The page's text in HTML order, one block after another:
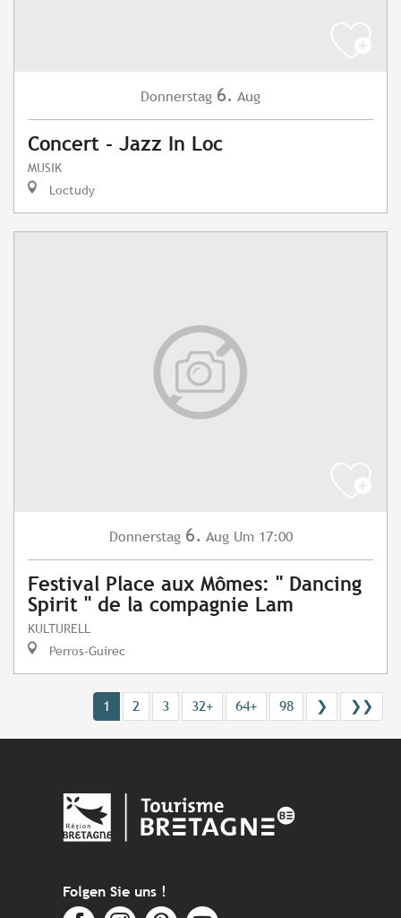
Donnerstag 6. Aug
Concert - Jazz In Loc
MUSIK
Loctudy
Donnerstag 6. Aug Um 17:00
Festival Place aux Mômes: " Dancing
Spirit " de la compagnie Lam
KULTURELL
Perros-Guirec
1 2 3 32+ 64+ 98 ❯ ❯❯
Folgen Sie uns !